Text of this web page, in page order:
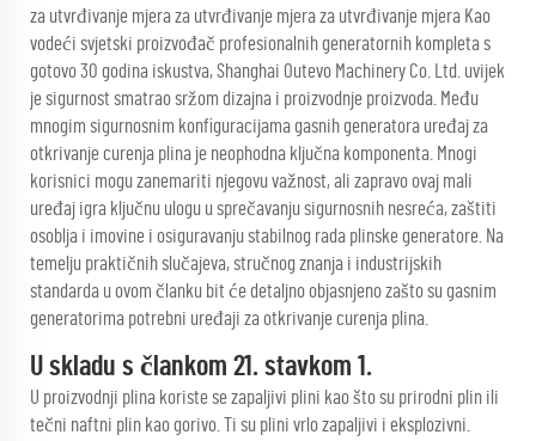
za utvrđivanje mjera za utvrđivanje mjera za utvrđivanje mjera Kao
vodeći svjetski proizvođač profesionalnih generatornih kompleta s
gotovo 30 godina iskustva, Shanghai Outevo Machinery Co. Ltd. uvijek
je sigurnost smatrao sržom dizajna i proizvodnje proizvoda. Među
mnogim sigurnosnim konfiguracijama gasnih generatora uređaj za
otkrivanje curenja plina je neophodna ključna komponenta. Mnogi
korisnici mogu zanemariti njegovu važnost, ali zapravo ovaj mali
uređaj igra ključnu ulogu u sprečavanju sigurnosnih nesreća, zaštiti
osoblja i imovine i osiguravanju stabilnog rada plinske generatore. Na
temelju praktičnih slučajeva, stručnog znanja i industrijskih
standarda u ovom članku bit će detaljno objasnjeno zašto su gasnim
generatorima potrebni uređaji za otkrivanje curenja plina.
U skladu s člankom 21. stavkom 1.
U proizvodnji plina koriste se zapaljivi plini kao što su prirodni plin ili
tečni naftni plin kao gorivo. Ti su plini vrlo zapaljivi i eksplozivni.